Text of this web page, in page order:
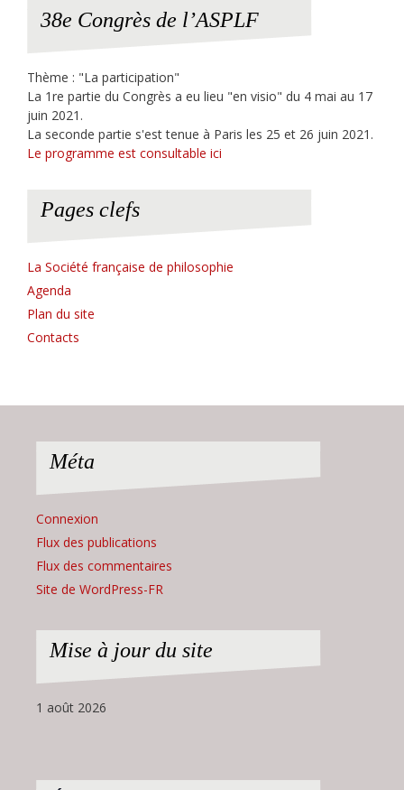
38e Congrès de l’ASPLF
Thème : "La participation"
La 1re partie du Congrès a eu lieu "en visio" du 4 mai au 17
juin 2021.
La seconde partie s'est tenue à Paris les 25 et 26 juin 2021.
Le programme est consultable ici
Pages clefs
La Société française de philosophie
Agenda
Plan du site
Contacts
Méta
Connexion
Flux des publications
Flux des commentaires
Site de WordPress-FR
Mise à jour du site
1 août 2026